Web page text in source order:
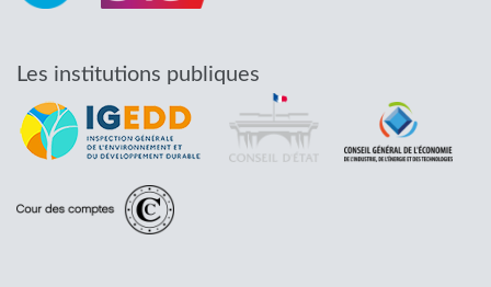
Les institutions publiques